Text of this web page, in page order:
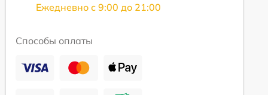
Ежедневно с 9:00 до 21:00
Способы оплаты